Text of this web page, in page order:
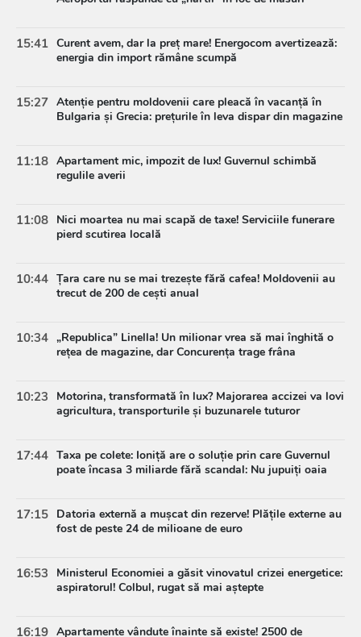
15:41 Curent avem, dar la preț mare! Energocom avertizează:
energia din import rămâne scumpă
15:27 Atenție pentru moldovenii care pleacă în vacanță în
Bulgaria și Grecia: prețurile în leva dispar din magazine
11:18 Apartament mic, impozit de lux! Guvernul schimbă
regulile averii
11:08 Nici moartea nu mai scapă de taxe! Serviciile funerare
pierd scutirea locală
10:44 Țara care nu se mai trezește fără cafea! Moldovenii au
trecut de 200 de cești anual
10:34 „Republica” Linella! Un milionar vrea să mai înghită o
rețea de magazine, dar Concurența trage frâna
10:23
Motorina, transformată în lux? Majorarea accizei va lovi
agricultura, transporturile și buzunarele tuturor
17:44 Taxa pe colete: Ioniță are o soluție prin care Guvernul
poate încasa 3 miliarde fără scandal: Nu jupuiți oaia
17:15 Datoria externă a mușcat din rezerve! Plățile externe au
fost de peste 24 de milioane de euro
16:53
Ministerul Economiei a găsit vinovatul crizei energetice:
aspiratorul! Colbul, rugat să mai aștepte
16:19 Apartamente vândute înainte să existe! 2500 de